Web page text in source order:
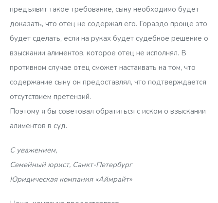
предъявит такое требование, сыну необходимо будет
доказать, что отец не содержал его. Гораздо проще это
будет сделать, если на руках будет судебное решение о
взыскании алиментов, которое отец не исполнял. В
противном случае отец сможет настаивать на том, что
содержание сыну он предоставлял, что подтверждается
отсутствием претензий.
Поэтому я бы советовал обратиться с иском о взыскании
алиментов в суд.
С уважением,
Семейный юрист, Санкт-Петербург
Юридическая компания «Аймрайт»